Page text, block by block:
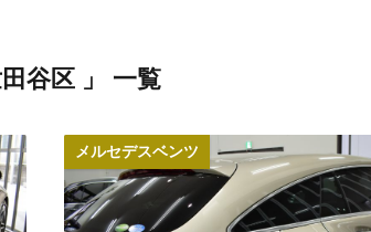
谷区 」 一覧
メルセデスベンツ